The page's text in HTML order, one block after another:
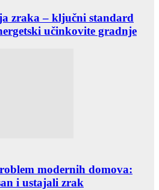
zraka – ključni standard
učinkovite gradnje
modernih domova:
i ustajali zrak